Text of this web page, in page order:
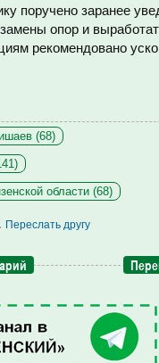
поручено заранее
опор и
рекомендовано
(68)
области (68)
Переслать другу